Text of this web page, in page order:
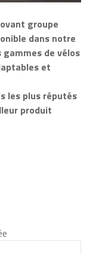
groupe
dans notre
gammes de vélos
et
les plus réputés
produit